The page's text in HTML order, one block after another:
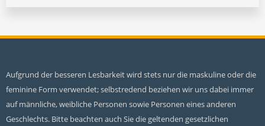
Aufgrund der besseren Lesbarkeit wird stets nur die maskuline oder die
feminine Form verwendet; selbstredend beziehen wir uns dabei immer
auf männliche, weibliche Personen sowie Personen eines anderen
Geschlechts. Bitte beachten auch Sie die geltenden gesetzlichen